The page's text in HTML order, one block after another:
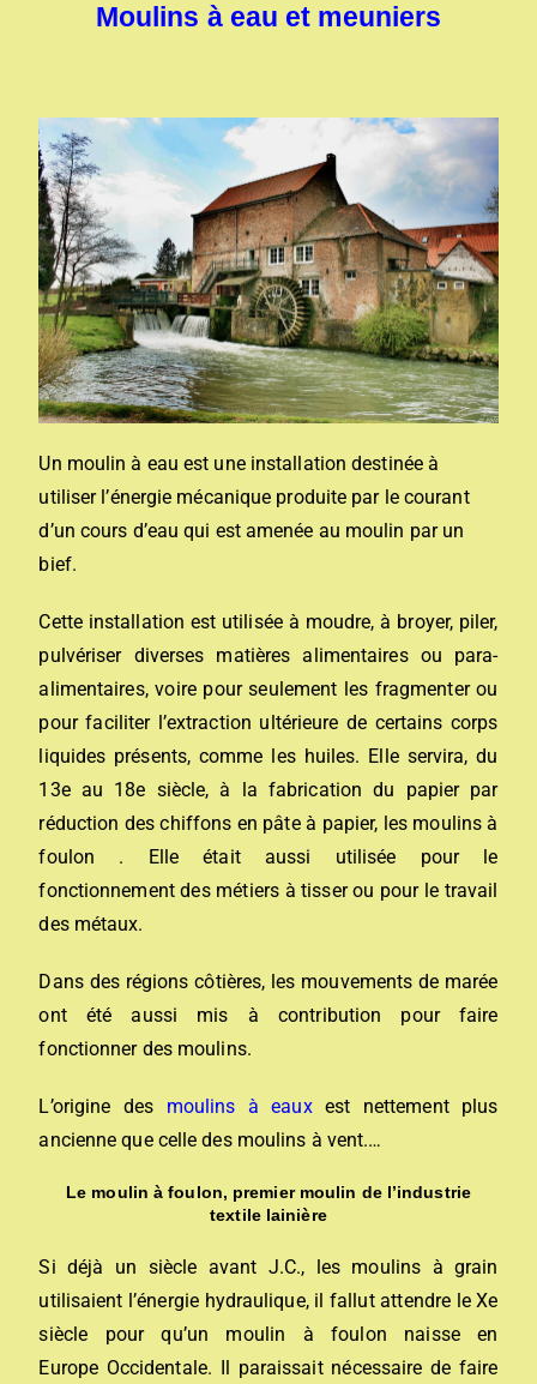
Moulins à eau et meuniers
Un moulin à eau est une installation destinée à
utiliser l’énergie mécanique produite par le courant
d’un cours d’eau qui est amenée au moulin par un
bief.
Cette installation est utilisée à moudre, à broyer, piler,
pulvériser diverses matières alimentaires ou para-
alimentaires, voire pour seulement les fragmenter ou
pour faciliter l’extraction ultérieure de certains corps
liquides présents, comme les huiles. Elle servira, du
13e au 18e siècle, à la fabrication du papier par
réduction des chiffons en pâte à papier, les moulins à
foulon . Elle était aussi utilisée pour le
fonctionnement des métiers à tisser ou pour le travail
des métaux.
Dans des régions côtières, les mouvements de marée
ont été aussi mis à contribution pour faire
fonctionner des moulins.
L’origine des moulins à eauxest nettement plus
ancienne que celle des moulins à vent.…
Le moulin à foulon, premier moulin de l’industrie
textile lainière
Si déjà un siècle avant J.C., les moulins à grain
utilisaient l’énergie hydraulique, il fallut attendre le Xe
siècle pour qu’un moulin à foulon naisse en
Europe Occidentale. Il paraissait nécessaire de faire